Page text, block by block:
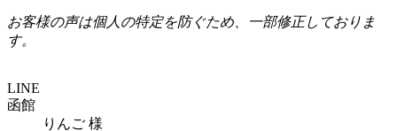
お客様の声は個人の特定を防ぐため、一部修正しておりま
す。
LINE
函館
りんご 様